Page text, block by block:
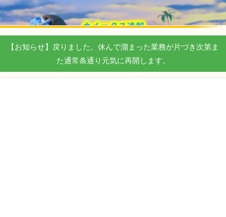
【お知らせ】戻りました。休んで溜まった業務が片づき次第ま
た通常条通り元気に再開します。